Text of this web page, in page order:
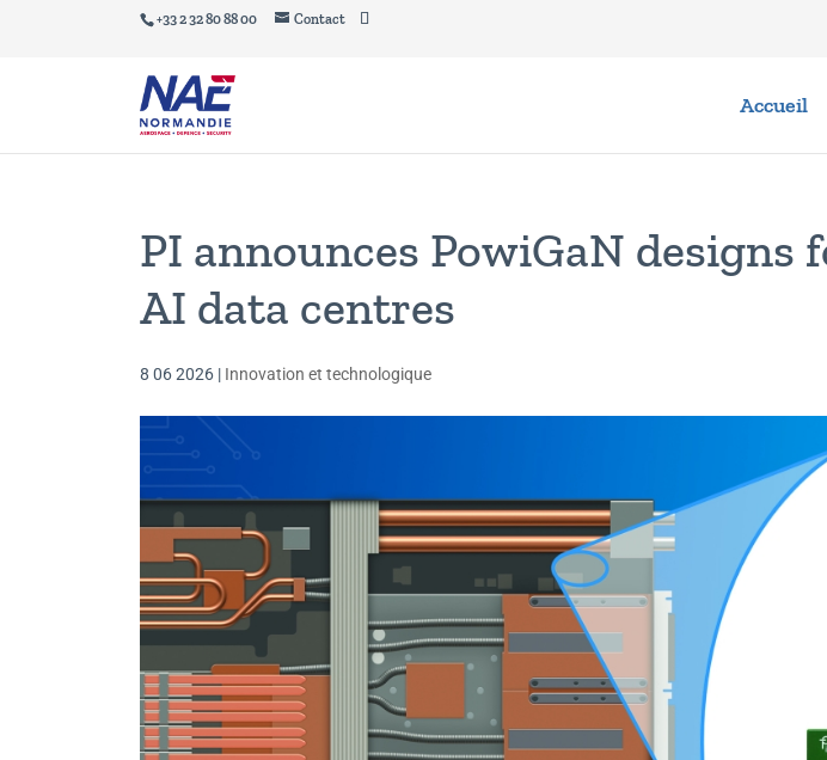
+33 2 32 80 88 00 Contact
Accueil
PI announces PowiGaN designs
AI data centres
8 06 2026 | Innovation et technologique